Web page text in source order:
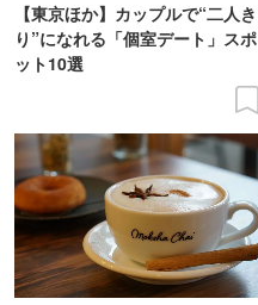
【東京ほか】カップルで“二人き
り”になれる「個室デート」スポ
ット10選